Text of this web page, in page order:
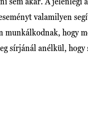
valamilyen
munkálkodnak, hogy
sírjánál anélkül, hogy